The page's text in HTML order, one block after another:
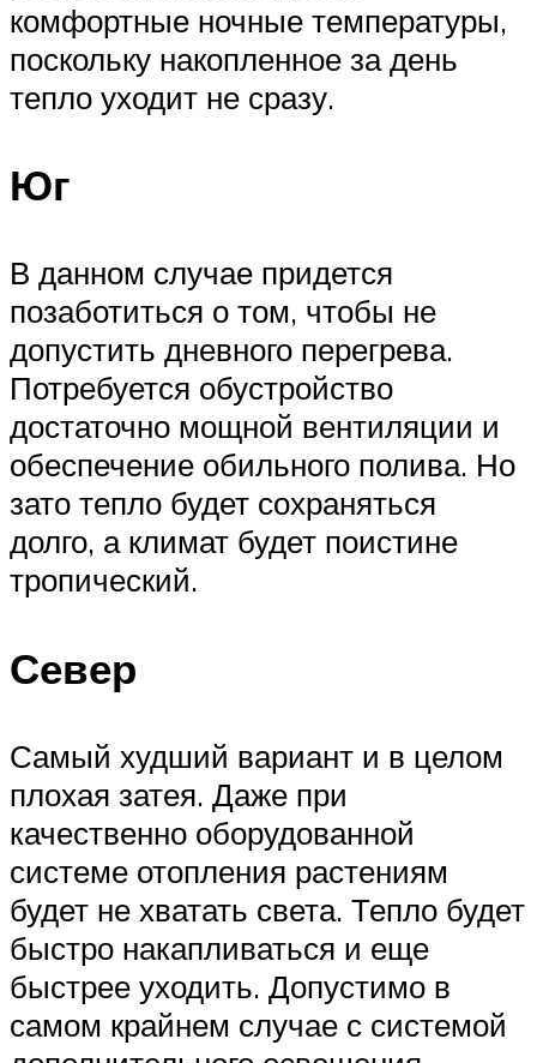
комфортные ночные температуры,
поскольку накопленное за день
тепло уходит не сразу.
Юг
В данном случае придется
позаботиться о том, чтобы не
допустить дневного перегрева.
Потребуется обустройство
достаточно мощной вентиляции и
обеспечение обильного полива. Но
зато тепло будет сохраняться
долго, а климат будет поистине
тропический.
Север
Самый худший вариант и в целом
плохая затея. Даже при
качественно оборудованной
системе отопления растениям
будет не хватать света. Тепло будет
быстро накапливаться и еще
быстрее уходить. Допустимо в
самом крайнем случае с системой